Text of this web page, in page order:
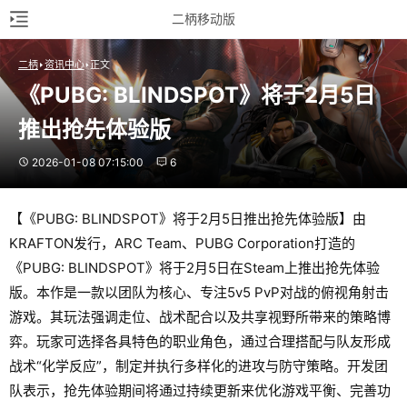
二柄移动版
二柄 资讯中心 正文
《PUBG: BLINDSPOT》将于2月5日
推出抢先体验版
2026-01-08 07:15:00 6
【《PUBG: BLINDSPOT》将于2月5日推出抢先体验版】由
KRAFTON发行，ARC Team、PUBG Corporation打造的
《PUBG: BLINDSPOT》将于2月5日在Steam上推出抢先体验
版。本作是一款以团队为核心、专注5v5 PvP对战的俯视角射击
游戏。其玩法强调走位、战术配合以及共享视野所带来的策略博
弈。玩家可选择各具特色的职业角色，通过合理搭配与队友形成
战术“化学反应”，制定并执行多样化的进攻与防守策略。开发团
队表示，抢先体验期间将通过持续更新来优化游戏平衡、完善功